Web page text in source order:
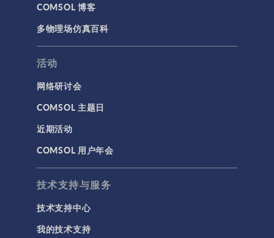
代理模型
仿真 App
基于方程建模
安装与许可证管理
建模工具和定义
材料
物理场接口
用户界面
研究与求解器
简介
COMSOL 博客
多物理场仿真百科
活动
网络研讨会
COMSOL 主题日
近期活动
COMSOL 用户年会
技术支持与服务
技术支持中心
我的技术支持